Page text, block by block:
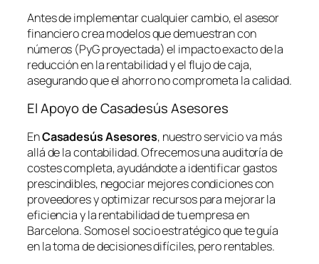
Antes de implementar cualquier cambio, el asesor
financiero crea modelos que demuestran con
números (PyG proyectada) el impacto exacto de la
reducción en la rentabilidad y el flujo de caja,
asegurando que el ahorro no comprometa la calidad.
El Apoyo de Casadesús Asesores
EnCasadesús Asesores, nuestro servicio va más
allá de la contabilidad. Ofrecemos una auditoría de
costes completa, ayudándote a identificar gastos
prescindibles, negociar mejores condiciones con
proveedores y optimizar recursos para mejorar la
eficiencia y la rentabilidad de tu empresa en
Barcelona. Somos el socio estratégico que te guía
en la toma de decisiones difíciles, pero rentables.